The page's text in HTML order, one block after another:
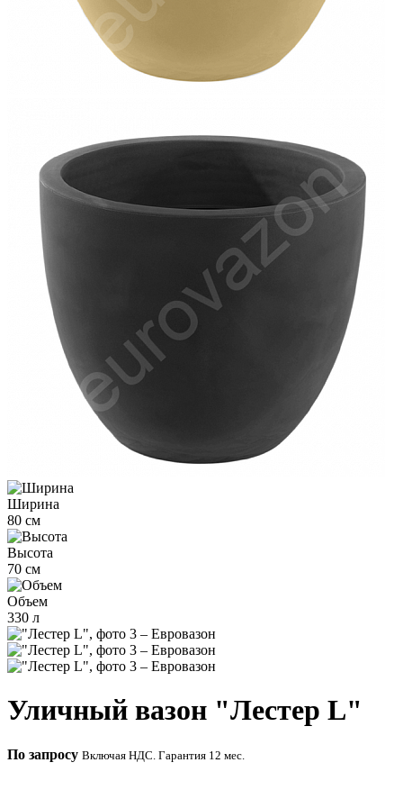
Ширина
80 см
Высота
70 см
Объем
330 л
Уличный вазон "Лестер L"
По запросу Включая НДС. Гарантия 12 мес.